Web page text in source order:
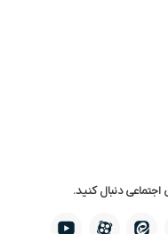
دنبال کنید.